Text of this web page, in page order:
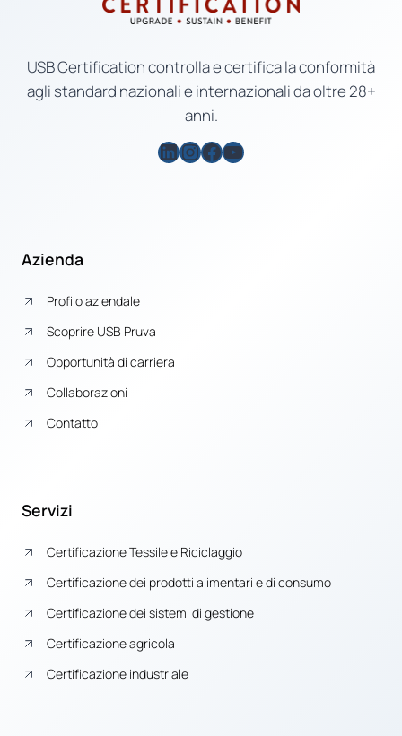
USB Certification controlla e certifica la conformità
agli standard nazionali e internazionali da oltre 28+
anni.
LinkedIn
Instagram
Facebook
YouTube
Azienda
Profilo aziendale
Scoprire USB Pruva
Opportunità di carriera
Collaborazioni
Contatto
Servizi
Certificazione Tessile e Riciclaggio
Certificazione dei prodotti alimentari e di consumo
Certificazione dei sistemi di gestione
Certificazione agricola
Certificazione industriale